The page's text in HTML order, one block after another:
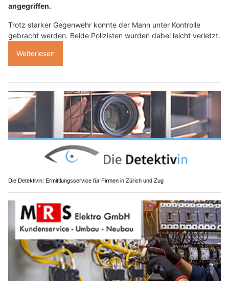
angegriffen.
Trotz starker Gegenwehr konnte der Mann unter Kontrolle
gebracht werden. Beide Polizisten wurden dabei leicht verletzt.
Weiterlesen
Die Detektivin: Ermittlungsservice für Firmen in Zürich und Zug